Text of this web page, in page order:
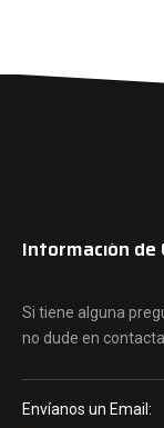
Información de
Si tiene alguna
no dude en
Envíanos un Email: